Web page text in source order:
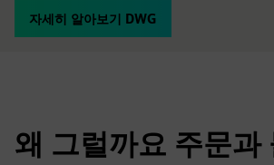
자세히 알아보기 DWG
왜 그럴까요 주문과